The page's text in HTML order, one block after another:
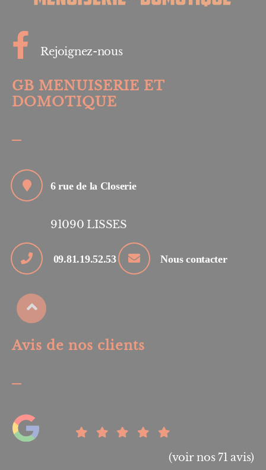
Rejoignez-nous
GB MENUISERIE ET
DOMOTIQUE
6 rue de la Closerie
91090 LISSES
09.81.19.52.53 Nous contacter
Avis de nos clients
(voir nos 71 avis)